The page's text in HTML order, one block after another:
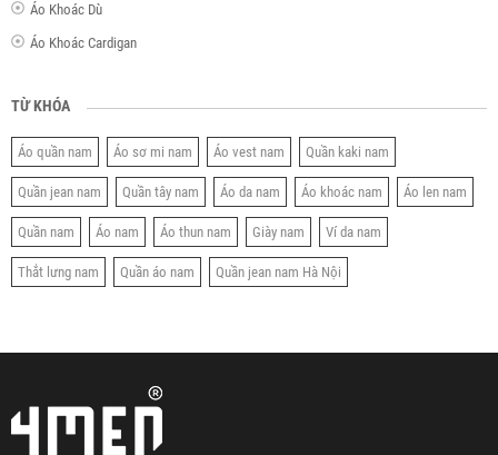
Áo Khoác Dù
Áo Khoác Cardigan
TỪ KHÓA
Áo quần nam Áo sơ mi nam Áo vest nam Quần kaki nam
Quần jean nam Quần tây nam Áo da nam Áo khoác nam Áo len nam
Quần nam Áo nam Áo thun nam Giày nam Ví da nam
Thắt lưng nam Quần áo nam Quần jean nam Hà Nội